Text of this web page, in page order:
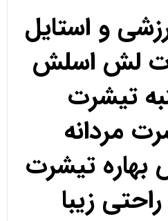
و استایل
لش اسلش
تیشرت
مردانه
تیشرت
زیبا